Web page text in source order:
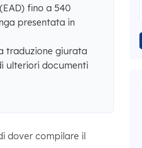
fino a 540
presentata in
traduzione giurata
ulteriori documenti
dover compilare il